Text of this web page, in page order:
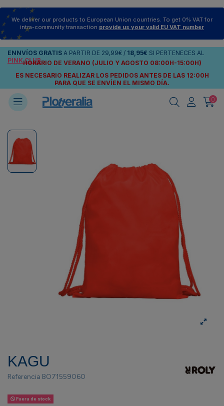
We deliver our products to European Union countries. To get 0% VAT for
intra-community transaction provide us your valid EU VAT number
ENNVÍOS GRATIS A PARTIR DE 29,99€ / 18,95€ SI PERTENECES AL
PINK CLUB
HORARIO DE VERANO (JULIO Y AGOSTO 08:00H-15:00H)
ES NECESARIO REALIZAR LOS PEDIDOS ANTES DE LAS 12:00H
PARA QUE SE ENVÍEN EL MISMO DÍA.
0
KAGU
Referencia BO71559060
Fuera de stock